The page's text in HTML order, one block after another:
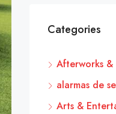
Categories
Afterworks
alarmas de
Arts &